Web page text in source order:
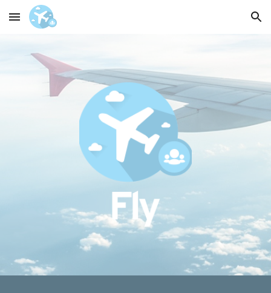
Skip to main content Skip to navigation